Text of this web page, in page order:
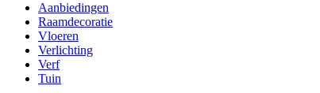
Aanbiedingen
Raamdecoratie
Vloeren
Verlichting
Verf
Tuin